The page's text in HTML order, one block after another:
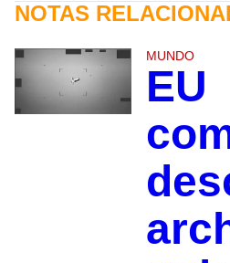
NOTAS
MUNDO
EU